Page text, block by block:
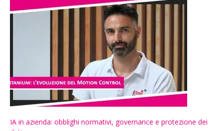
IA in azienda: obblighi normativi, governance e protezione dei